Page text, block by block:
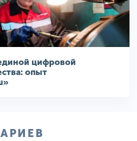
цифровой
опыт